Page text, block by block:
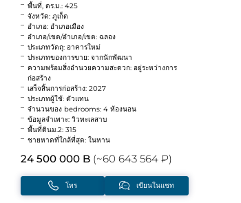
พื้นที่, ตร.ม.: 425
จังหวัด: ภูเก็ต
อำเภอ: อำเภอเมือง
อำเภอ/เขต/อำเภอ/เขต: ฉลอง
ประเภทวัตถุ: อาคารใหม่
ประเภทของการขาย: จากนักพัฒนา
ความพร้อมสิ่งอำนวยความสะดวก: อยู่ระหว่างการ
ก่อสร้าง
เสร็จสิ้นการก่อสร้าง: 2027
ประเภทผู้ใช้: ตัวแทน
จำนวนของ bedrooms: 4 ห้องนอน
ข้อมูลจำเพาะ: วิวทะเลสาบ
พื้นที่ดินม.2: 315
ชายหาดที่ใกล้ที่สุด: ในหาน
24 500 000 B (~60 643 564 ₽)
โทร เขียนในแชท